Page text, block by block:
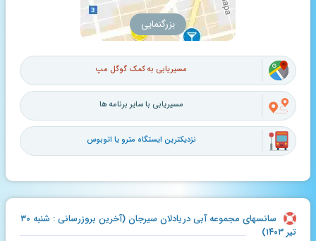
بزرگنمایی
مسیریابی به کمک گوگل مپ
مسیریابی با سایر برنامه ها
نزدیکترین ایستگاه مترو یا اتوبوس
سانسهای مجموعه آبی دریادلان سیرجان (آخرین بروزرسانی : شنبه ۳۰
تیر ۱۴۰۳)